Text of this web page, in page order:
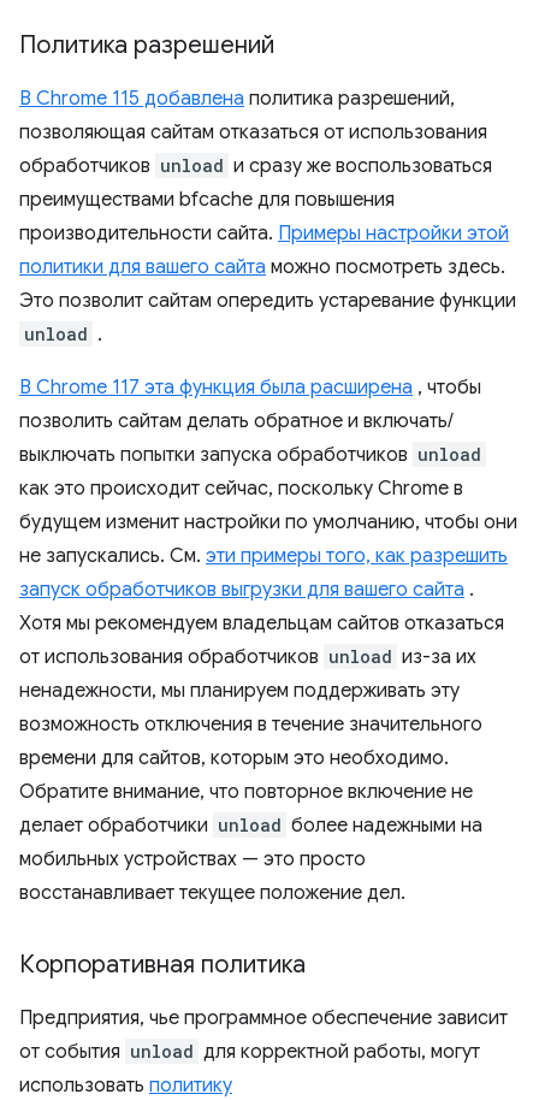
Политика разрешений
В Chrome 115 добавлена ​​политика разрешений,
позволяющая сайтам отказаться от использования
обработчиков unload и сразу же воспользоваться
преимуществами bfcache для повышения
производительности сайта. Примеры настройки этой
политики для вашего сайта можно посмотреть здесь.
Это позволит сайтам опередить устаревание функции
unload .
В Chrome 117 эта функция была расширена , чтобы
позволить сайтам делать обратное и включать/
выключать попытки запуска обработчиков unload
как это происходит сейчас, поскольку Chrome в
будущем изменит настройки по умолчанию, чтобы они
не запускались. См. эти примеры того, как разрешить
запуск обработчиков выгрузки для вашего сайта .
Хотя мы рекомендуем владельцам сайтов отказаться
от использования обработчиков unload из-за их
ненадежности, мы планируем поддерживать эту
возможность отключения в течение значительного
времени для сайтов, которым это необходимо.
Обратите внимание, что повторное включение не
делает обработчики unload более надежными на
мобильных устройствах — это просто
восстанавливает текущее положение дел.
Корпоративная политика
Предприятия, чье программное обеспечение зависит
от события unload для корректной работы, могут
использовать политику